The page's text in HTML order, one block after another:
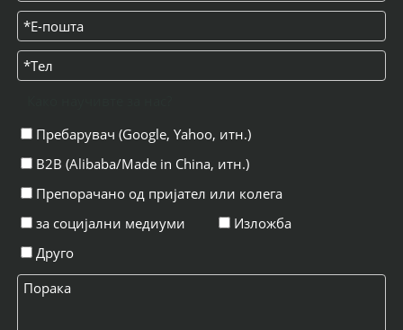
Пребарувач (Google, Yahoo, итн.)
B2B (Alibaba/Made in China, итн.)
Препорачано од пријател или колега
за социјални медиуми
Изложба
Друго